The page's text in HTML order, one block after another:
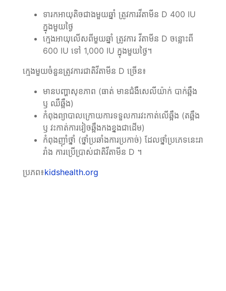
ទារកអាយុតិចជាងមួយឆ្នាំ ត្រូវការវីតាមីន D 400 IU
ក្នុងមួយថ្ងៃ
ក្មេងអាយុលើសពីមួយឆ្នាំ ត្រូវការ វីតាមីន D ចន្លោះពី
600 IU ទៅ 1,000 IU ក្នុងមួយថ្ងៃ។
ក្មេងមួយចំនួនត្រូវការជាតិវីតាមីន D ច្រើន៖
មានបញ្ហាសុខភាព (ធាត់ មានជំងឺសេលីយ៉ាក់ បាក់ឆ្អឹង
ឫ ឈឺឆ្អឹង)
កំពុងព្យាបាលក្រោយការទទួលការវះកាត់លើឆ្អឹង (តឆ្អឹង
ឫ វះកាត់ការវៀចឆ្អឹងកងខ្នងជាដើម)
កំពុងញ៉ាំថ្នាំ (ថ្នាំប្រឆាំងការប្រកាច់) ដែលថ្នាំប្រភេទនេះរា
រាំង ការប្រើប្រាស់ជាតិវីតាមីន D ។
ប្រភព៖kidshealth.org